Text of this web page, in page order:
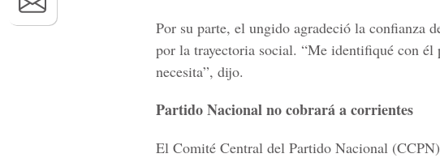
Por su parte, el ungido agradeció la confianza
por la trayectoria social. “Me identifiqué con él
necesita”, dijo.
Partido Nacional no cobrará a corrientes
El Comité Central del Partido Nacional